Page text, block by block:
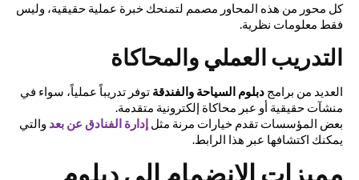
كل محور من هذه المحاور مصمم لتمنحك خبرة عملية حقيقية، وليس
فقط معلومات نظرية.
التدريب العملي والمحاكاة
العديد من برامجدبلوم السياحة والفندقةتوفر تدريباً عملياً، سواء في
منشآت حقيقية أو عبر محاكاة إلكترونية متقدمة.
بعض المؤسسات تقدم خيارات مرنة مثلإدارة الفنادق عن بعدوالتي
يمكنك اكتشافها عبر هذا الرابط.
مميزات الانضمام إلى دبلوم